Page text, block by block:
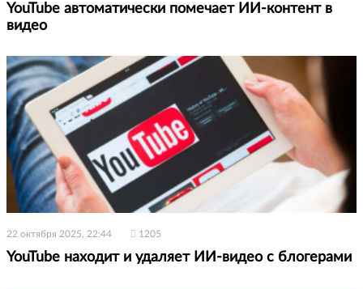
YouTube автоматически помечает ИИ-контент в
видео
22 октября 2025, 22:44 1205
YouTube находит и удаляет ИИ-видео с блогерами